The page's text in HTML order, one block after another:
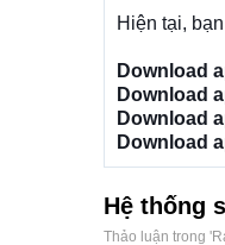
Hiện tại,
Download
Download
Download
Download
Hệ thống
Thảo luận trong '